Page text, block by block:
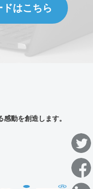
はこちら
動を創造します。